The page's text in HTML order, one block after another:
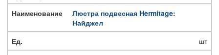
Люстра подвесная Hermitage:
Найджел
шт